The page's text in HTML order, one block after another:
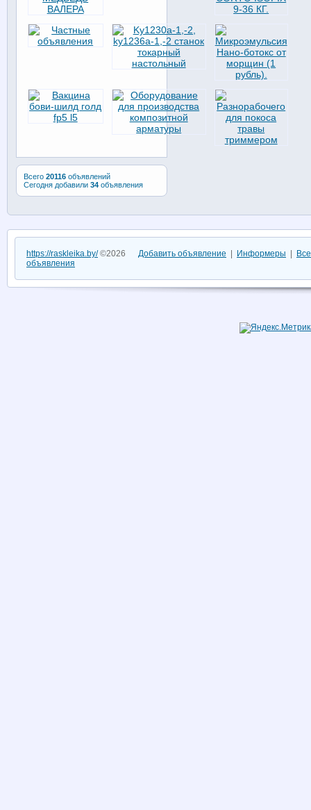
Всего 20116объявлений
Сегодня добавили 34объявления
https://raskleika.by/©2026 Добавить объявление Информеры
объявления